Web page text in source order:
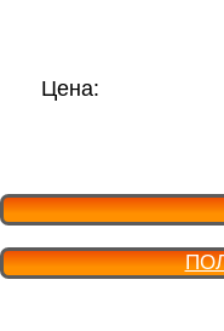
Цена: